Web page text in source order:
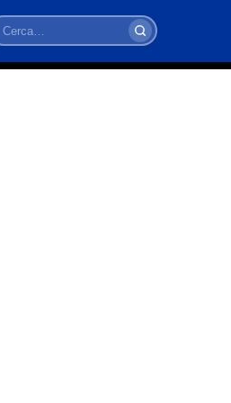
Cerca